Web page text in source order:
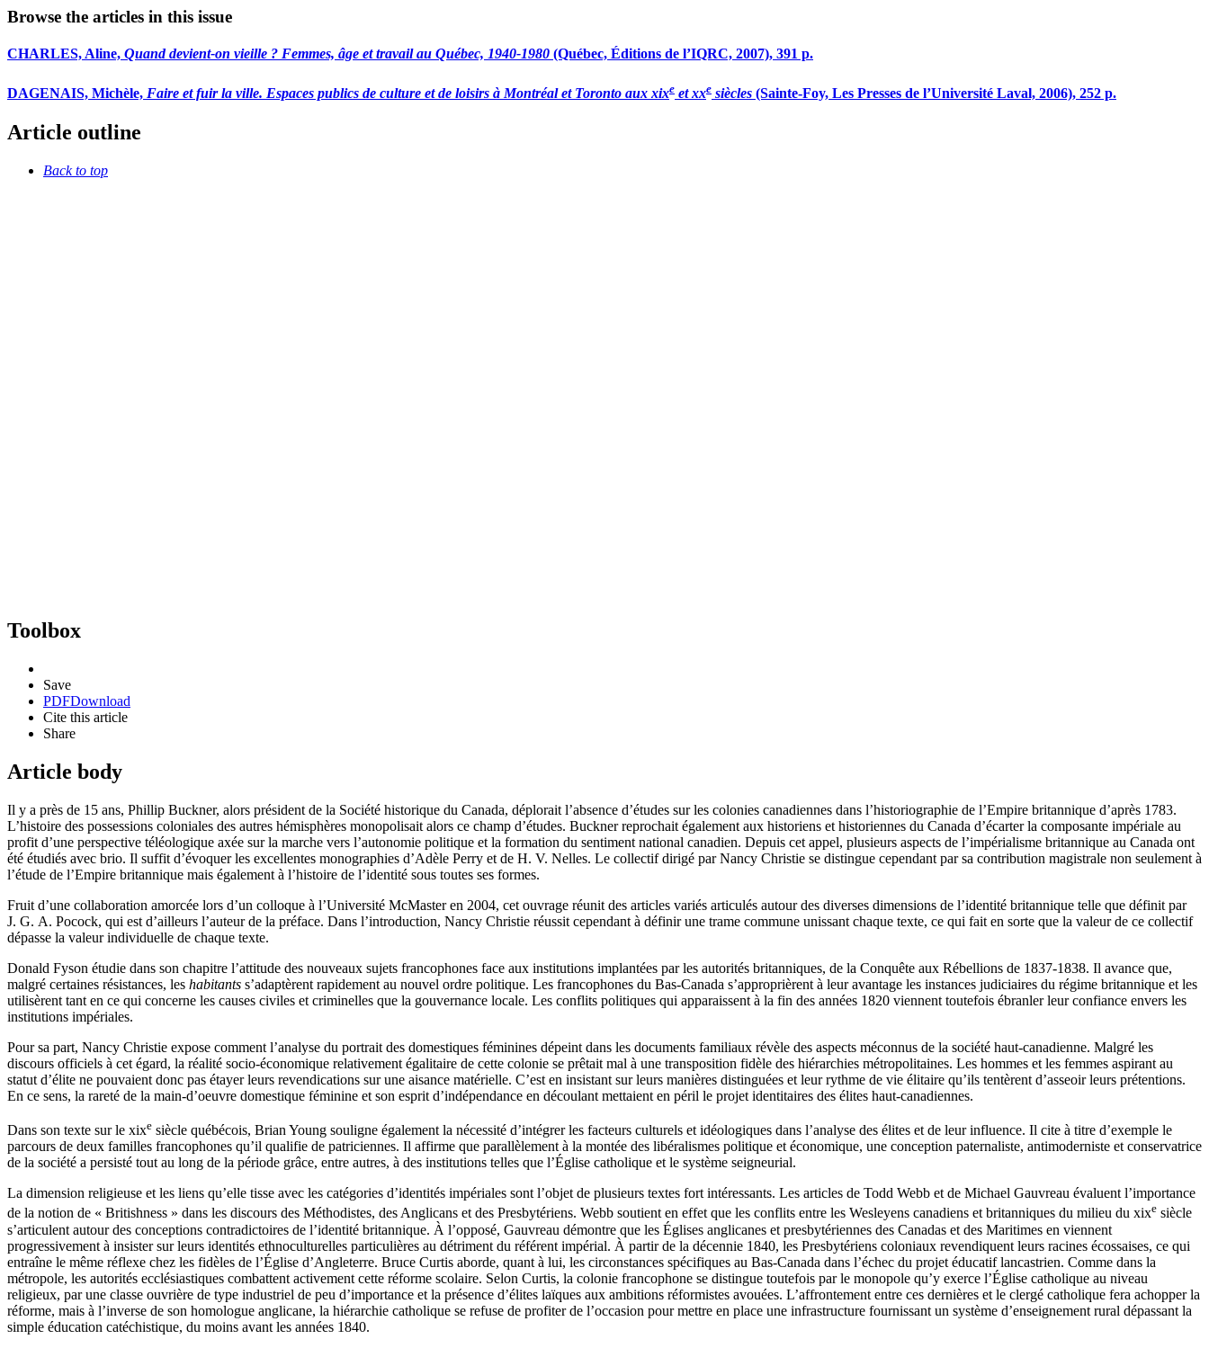
Browse the articles in this issue
CHARLES, Aline, Quand devient-on vieille ? Femmes, âge et travail au Québec, 1940-1980 (Québec, Éditions de l’IQRC, 2007), 391 p.
DAGENAIS, Michèle, Faire et fuir la ville. Espaces publics de culture et de loisirs à Montréal et Toronto aux xixe etxxe siècles (Sainte-Foy, Les Presses de l’Université Laval, 2006), 252 p.
Article outline
Back to top
Toolbox
Save
PDFDownload
Cite this article
Share
Article body
Il y a près de 15 ans, Phillip Buckner, alors président de la Société historique du Canada, déplorait l’absence d’études sur les colonies canadiennes dans l’historiographie de l’Empire britannique d’après 1783.
L’histoire des possessions coloniales des autres hémisphères monopolisait alors ce champ d’études. Buckner reprochait également aux historiens et historiennes du Canada d’écarter la composante impériale au
profit d’une perspective téléologique axée sur la marche vers l’autonomie politique et la formation du sentiment national canadien. Depuis cet appel, plusieurs aspects de l’impérialisme britannique au Canada ont
été étudiés avec brio. Il suffit d’évoquer les excellentes monographies d’Adèle Perry et de H. V. Nelles. Le collectif dirigé par Nancy Christie se distingue cependant par sa contribution magistrale non seulement à
l’étude de l’Empire britannique mais également à l’histoire de l’identité sous toutes ses formes.
Fruit d’une collaboration amorcée lors d’un colloque à l’Université McMaster en 2004, cet ouvrage réunit des articles variés articulés autour des diverses dimensions de l’identité britannique telle que définit par
J. G. A. Pocock, qui est d’ailleurs l’auteur de la préface. Dans l’introduction, Nancy Christie réussit cependant à définir une trame commune unissant chaque texte, ce qui fait en sorte que la valeur de ce collectif
dépasse la valeur individuelle de chaque texte.
Donald Fyson étudie dans son chapitre l’attitude des nouveaux sujets francophones face aux institutions implantées par les autorités britanniques, de la Conquête aux Rébellions de 1837-1838. Il avance que,
malgré certaines résistances, les habitants s’adaptèrent rapidement au nouvel ordre politique. Les francophones du Bas-Canada s’approprièrent à leur avantage les instances judiciaires du régime britannique et les
utilisèrent tant en ce qui concerne les causes civiles et criminelles que la gouvernance locale. Les conflits politiques qui apparaissent à la fin des années 1820 viennent toutefois ébranler leur confiance envers les
institutions impériales.
Pour sa part, Nancy Christie expose comment l’analyse du portrait des domestiques féminines dépeint dans les documents familiaux révèle des aspects méconnus de la société haut-canadienne. Malgré les
discours officiels à cet égard, la réalité socio-économique relativement égalitaire de cette colonie se prêtait mal à une transposition fidèle des hiérarchies métropolitaines. Les hommes et les femmes aspirant au
statut d’élite ne pouvaient donc pas étayer leurs revendications sur une aisance matérielle. C’est en insistant sur leurs manières distinguées et leur rythme de vie élitaire qu’ils tentèrent d’asseoir leurs prétentions.
En ce sens, la rareté de la main-d’oeuvre domestique féminine et son esprit d’indépendance en découlant mettaient en péril le projet identitaires des élites haut-canadiennes.
Dans son texte sur le xixe siècle québécois, Brian Young souligne également la nécessité d’intégrer les facteurs culturels et idéologiques dans l’analyse des élites et de leur influence. Il cite à titre d’exemple le
parcours de deux familles francophones qu’il qualifie de patriciennes. Il affirme que parallèlement à la montée des libéralismes politique et économique, une conception paternaliste, antimoderniste et conservatrice
de la société a persisté tout au long de la période grâce, entre autres, à des institutions telles que l’Église catholique et le système seigneurial.
La dimension religieuse et les liens qu’elle tisse avec les catégories d’identités impériales sont l’objet de plusieurs textes fort intéressants. Les articles de Todd Webb et de Michael Gauvreau évaluent l’importance
de la notion de « Britishness » dans les discours des Méthodistes, des Anglicans et des Presbytériens. Webb soutient en effet que les conflits entre les Wesleyens canadiens et britanniques du milieu du xixe siècle
s’articulent autour des conceptions contradictoires de l’identité britannique. À l’opposé, Gauvreau démontre que les Églises anglicanes et presbytériennes des Canadas et des Maritimes en viennent
progressivement à insister sur leurs identités ethnoculturelles particulières au détriment du référent impérial. À partir de la décennie 1840, les Presbytériens coloniaux revendiquent leurs racines écossaises, ce qui
entraîne le même réflexe chez les fidèles de l’Église d’Angleterre. Bruce Curtis aborde, quant à lui, les circonstances spécifiques au Bas-Canada dans l’échec du projet éducatif lancastrien. Comme dans la
métropole, les autorités ecclésiastiques combattent activement cette réforme scolaire. Selon Curtis, la colonie francophone se distingue toutefois par le monopole qu’y exerce l’Église catholique au niveau
religieux, par une classe ouvrière de type industriel de peu d’importance et la présence d’élites laïques aux ambitions réformistes avouées. L’affrontement entre ces dernières et le clergé catholique fera achopper la
réforme, mais à l’inverse de son homologue anglicane, la hiérarchie catholique se refuse de profiter de l’occasion pour mettre en place une infrastructure fournissant un système d’enseignement rural dépassant la
simple éducation catéchistique, du moins avant les années 1840.